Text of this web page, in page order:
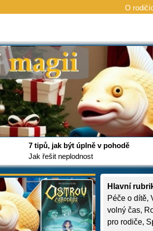
O
7 tipů, jak být úplně v pohodě
Jak řešit neplodnost
Hlavní
Péče o dítě,
volný čas,
pro rodiče,